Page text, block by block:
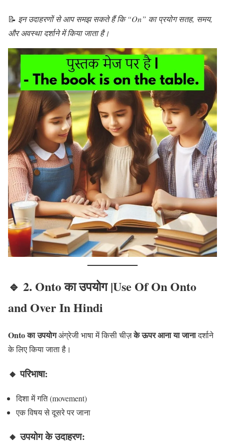
📝 इन उदाहरणों से आप समझ सकते हैं कि “On” का प्रयोग सतह, समय,
और अवस्था दर्शाने में किया जाता है।
🔹 2. Ontoका उपयोग |Use Of On Onto
and Over In Hindi
Onto का उपयोगअंग्रेजी भाषा में किसी चीज़के ऊपर आना या जानादर्शाने
के लिए किया जाता है।
🔸 परिभाषा:
दिशा में गति (movement)
एक विषय से दूसरे पर जाना
🔸 उपयोग के उदाहरण: